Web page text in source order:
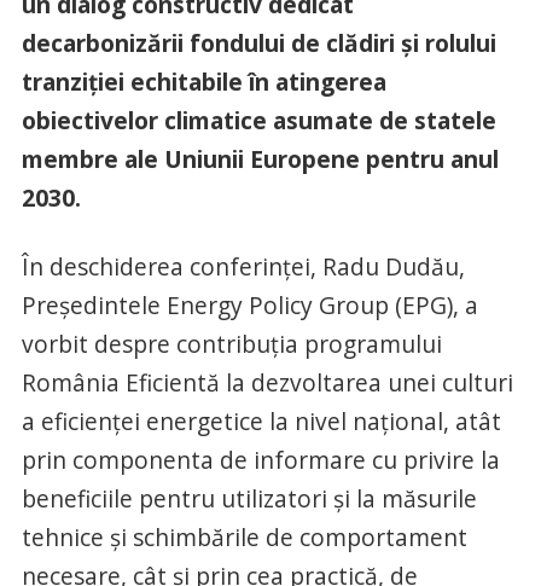
decarbonizării fondului de clădiri și rolului
tranziției echitabile în atingerea
obiectivelor climatice asumate de statele
membre ale Uniunii Europene pentru anul
2030.
În deschiderea conferinței, Radu Dudău,
Președintele Energy Policy Group (EPG), a
vorbit despre contribuția programului
România Eficientă la dezvoltarea unei culturi
a eficienței energetice la nivel național, atât
prin componenta de informare cu privire la
beneficiile pentru utilizatori și la măsurile
tehnice și schimbările de comportament
necesare, cât și prin cea practică, de